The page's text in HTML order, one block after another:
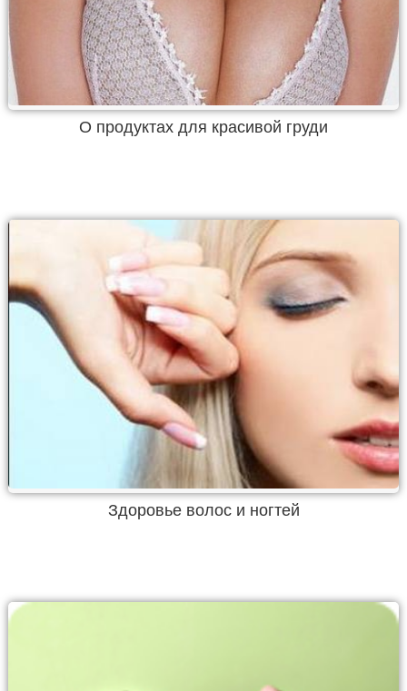
О продуктах для красивой груди
Здоровье волос и ногтей